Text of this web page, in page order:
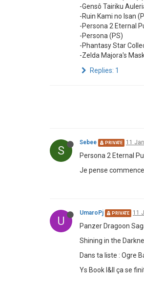
-Gensô Tairiku
-Ruin Kami no Isan
-Persona 2 Eternal
-Persona (PS)
-Phantasy Star
-Zelda Majora's
Replies: 1
S
Sebee PRIVATE 11
Persona 2 Eternal
Je pense
U
UmaroPj PRIVATE 11
Panzer Dragoon
Shining in the
Dans ta liste : Ogre
Ys Book I&II ça se